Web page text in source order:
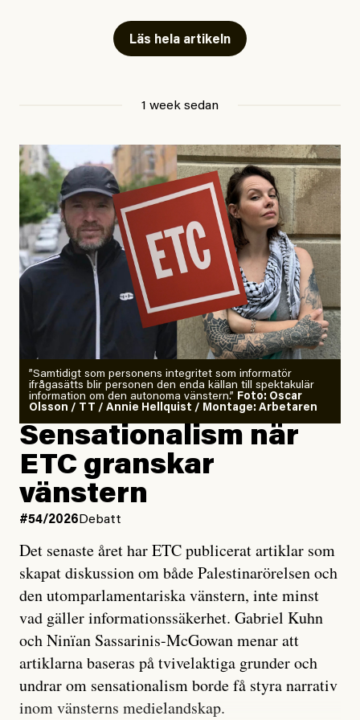
Läs hela artikeln
1 week sedan
”Samtidigt som personens integritet som informatör
ifrågasätts blir personen den enda källan till spektakulär
information om den autonoma vänstern.” Foto: Oscar
Olsson / TT / Annie Hellquist / Montage: Arbetaren
Sensationalism när
ETC granskar
vänstern
#54/2026 Debatt
Det senaste året har ETC publicerat artiklar som
skapat diskussion om både Palestinarörelsen och
den utomparlamentariska vänstern, inte minst
vad gäller informationssäkerhet. Gabriel Kuhn
och Ninïan Sassarinis-McGowan menar att
artiklarna baseras på tvivelaktiga grunder och
undrar om sensationalism borde få styra narrativ
inom vänsterns medielandskap.